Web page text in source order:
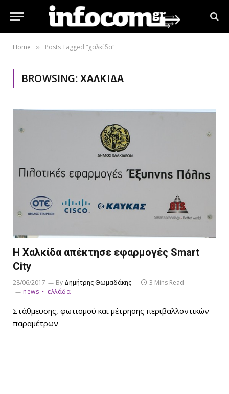
Home » Posts Tagged "χαλκίδα"
BROWSING:ΧΑΛΚΊΔΑ
Η Χαλκίδα απέκτησε εφαρμογές Smart
City
28/06/2017 By Δημήτρης Θωμαδάκης
3 Mins Read
news
ελλάδα
Στάθμευσης, φωτισμού και μέτρησης περιβαλλοντικών
παραμέτρων